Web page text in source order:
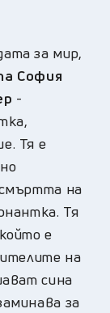
за мир,
София
-
Тя е
на
Тя
е
на
сина
за